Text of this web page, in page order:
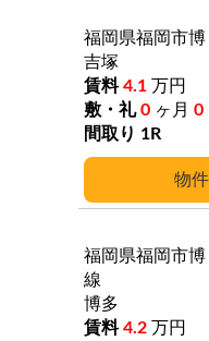
福岡県福岡市博
吉塚
4.1 万円
0 ヶ月 0
1R
福岡県福岡市博
線
博多
4.2 万円